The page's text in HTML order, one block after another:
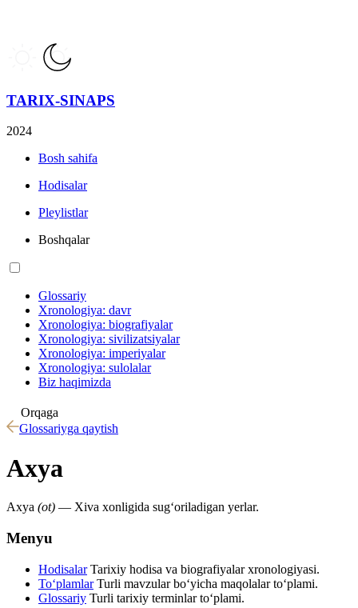
TARIX-SINAPS
2024
Bosh sahifa
Hodisalar
Pleylistlar
Boshqalar
Glossariy
Xronologiya: davr
Xronologiya: biografiyalar
Xronologiya: sivilizatsiyalar
Xronologiya: imperiyalar
Xronologiya: sulolalar
Biz haqimizda
Orqaga
Glossariyga qaytish
Axya
Axya (ot) — Xiva xonligida sugʻoriladigan yerlar.
Menyu
Hodisalar Tarixiy hodisa va biografiyalar xronologiyasi.
To‘plamlar Turli mavzular bo‘yicha maqolalar to‘plami.
Glossariy Turli tarixiy terminlar to‘plami.